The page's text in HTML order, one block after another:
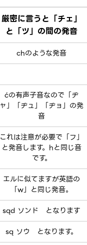
厳密に言うと「チェ」
と「ツ」の間の発音
chのような発音
ćの有声子音なので「ヂ
ャ」「ヂュ」「ヂョ」の発
音
これは注意が必要で「フ」
と発音します。hと同じ音
です。
エルに似てますが英語の
「w」と同じ発音。
sąd ソンド となります
są ソウ となります。